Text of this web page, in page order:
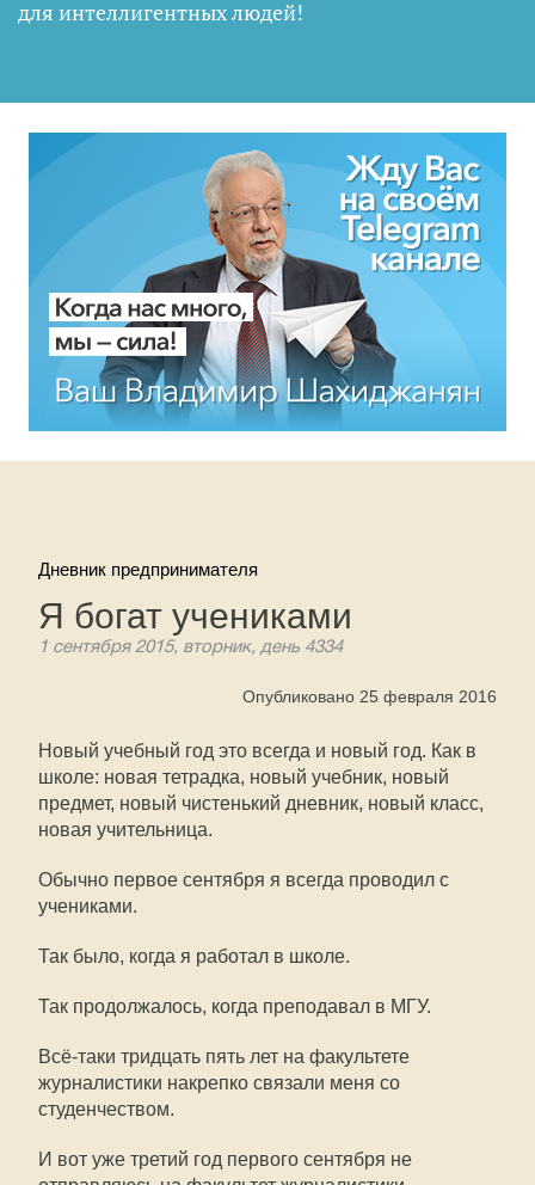
для интеллигентных людей!
Дневник предпринимателя
Я богат учениками
1 сентября 2015, вторник, день 4334
Опубликовано 25 февраля 2016
Новый учебный год это всегда и новый год. Как в
школе: новая тетрадка, новый учебник, новый
предмет, новый чистенький дневник, новый класс,
новая учительница.
Обычно первое сентября я всегда проводил с
учениками.
Так было, когда я работал в школе.
Так продолжалось, когда преподавал в МГУ.
Всё-таки тридцать пять лет на факультете
журналистики накрепко связали меня со
студенчеством.
И вот уже третий год первого сентября не